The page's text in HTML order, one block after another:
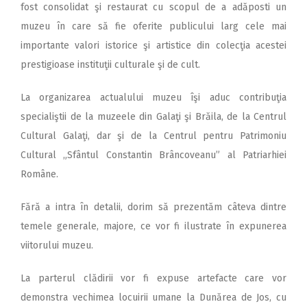
fost consolidat şi restaurat cu scopul de a adăposti un
muzeu în care să fie oferite publicului larg cele mai
importante valori istorice şi artistice din colecţia acestei
prestigioase instituţii culturale şi de cult.
La organizarea actualului muzeu îşi aduc contribuţia
specialiştii de la muzeele din Galaţi şi Brăila, de la Centrul
Cultural Galaţi, dar şi de la Centrul pentru Patrimoniu
Cultural „Sfântul Constantin Brâncoveanu” al Patriarhiei
Române.
Fără a intra în detalii, dorim să prezentăm câteva dintre
temele generale, majore, ce vor fi ilustrate în expunerea
viitorului muzeu.
La parterul clădirii vor fi expuse artefacte care vor
demonstra vechimea locuirii umane la Dunărea de Jos, cu